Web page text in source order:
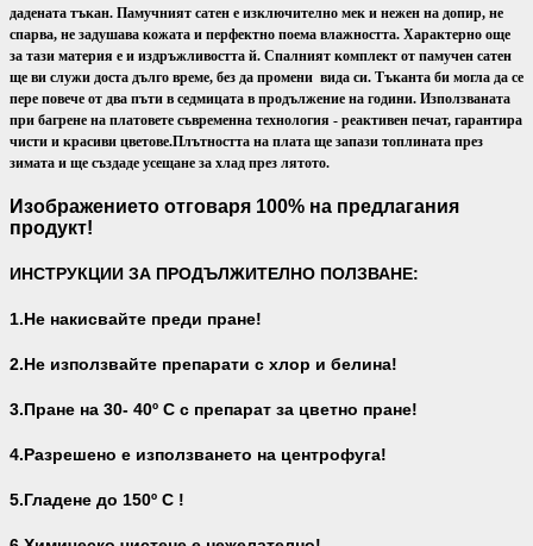
дадената тъкан. Памучният сатен е изключително мек и нежен на допир, не
спарва, не задушава кожата и перфектно поема влажността. Характерно още
за тази материя е и издръжливостта й. Спалният комплект от памучен сатен
ще ви служи доста дълго време, без да промени вида си. Тъканта би могла да се
пере повече от два пъти в седмицата в продължение на години. Използваната
при багрене на платовете съвременна технология - реактивен печат, гарантира
чисти и красиви цветове.Плътността на плата ще запази топлината през
зимата и ще създаде усещане за хлад през лятото.
Изображението отговаря 100% на предлагания
продукт!
ИНСТРУКЦИИ ЗА ПРОДЪЛЖИТЕЛНО ПОЛЗВАНЕ:
1.Не накисвайте преди пране!
2.Не използвайте препарати с хлор и белина!
3.Пране на 30- 40º С с препарат за цветно пране!
4.Разрешено е използването на центрофуга!
5.Гладене до 150º С !